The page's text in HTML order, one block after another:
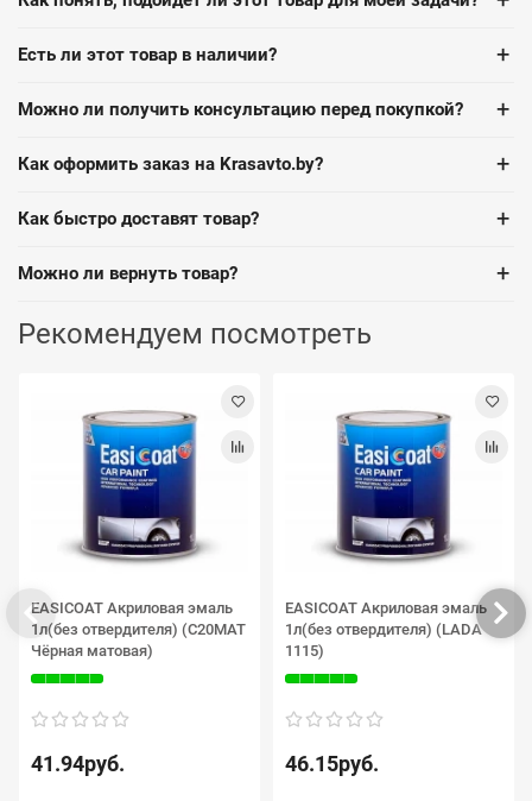
Есть ли этот товар в наличии? +
Можно ли получить консультацию перед покупкой? +
Как оформить заказ на Krasavto.by? +
Как быстро доставят товар? +
Можно ли вернуть товар? +
Рекомендуем посмотреть
EASICOAT Акриловая эмаль
1л(без отвердителя) (C20MAT
Чёрная матовая)
41.94руб.
EASICOAT Акриловая эмаль
1л(без отвердителя) (LADA
1115)
46.15руб.